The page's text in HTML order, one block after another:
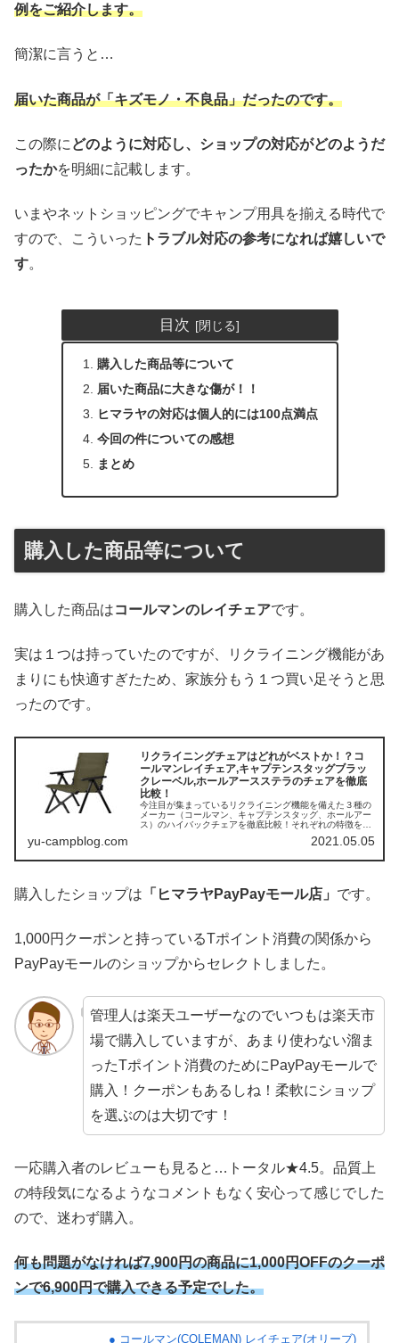
例をご紹介します。
簡潔に言うと…
届いた商品が「キズモノ・不良品」だったのです。
この際に どのように対応し、ショップの対応がどのようだ
ったかを明細に記載します。
いまやネットショッピングでキャンプ用具を揃える時代で
すので、こういった トラブル対応の参考になれば嬉しいで
す。
目次
購入した商品等について
届いた商品に大きな傷が！！
ヒマラヤの対応は個人的には100点満点
今回の件についての感想
まとめ
購入した商品等について
購入した商品はコールマンのレイチェアです。
実は１つは持っていたのですが、リクライニング機能があ
まりにも快適すぎたため、家族分もう１つ買い足そうと思
ったのです。
リクライニングチェアはどれがベストか！？コ
ールマンレイチェア,キャプテンスタッグブラッ
クレーベル,ホールアースステラのチェアを徹底
比較！
今注目が集まっているリクライニング機能を備えた３種の
メーカー（コールマン、キャプテンスタッグ、ホールアー
ス）のハイバックチェアを徹底比較！それぞれの特徴を捉
yu-campblog.com 2021.05.05
購入したショップは 「ヒマラヤPayPayモール店」 です。
1,000円クーポンと持っているTポイント消費の関係から
PayPayモールのショップからセレクトしました。
管理人は楽天ユーザーなのでいつもは楽天市
場で購入していますが、あまり使わない溜ま
ったTポイント消費のためにPayPayモールで
購入！クーポンもあるしね！柔軟にショップ
を選ぶのは大切です！
一応購入者のレビューも見ると…トータル★4.5。品質上
の特段気になるようなコメントもなく安心って感じでした
ので、迷わず購入。
何も問題がなければ7,900円の商品に1,000円OFFのクーポ
ンで6,900円で購入できる予定でした。
● コールマン(COLEMAN) レイチェア(オリーブ)